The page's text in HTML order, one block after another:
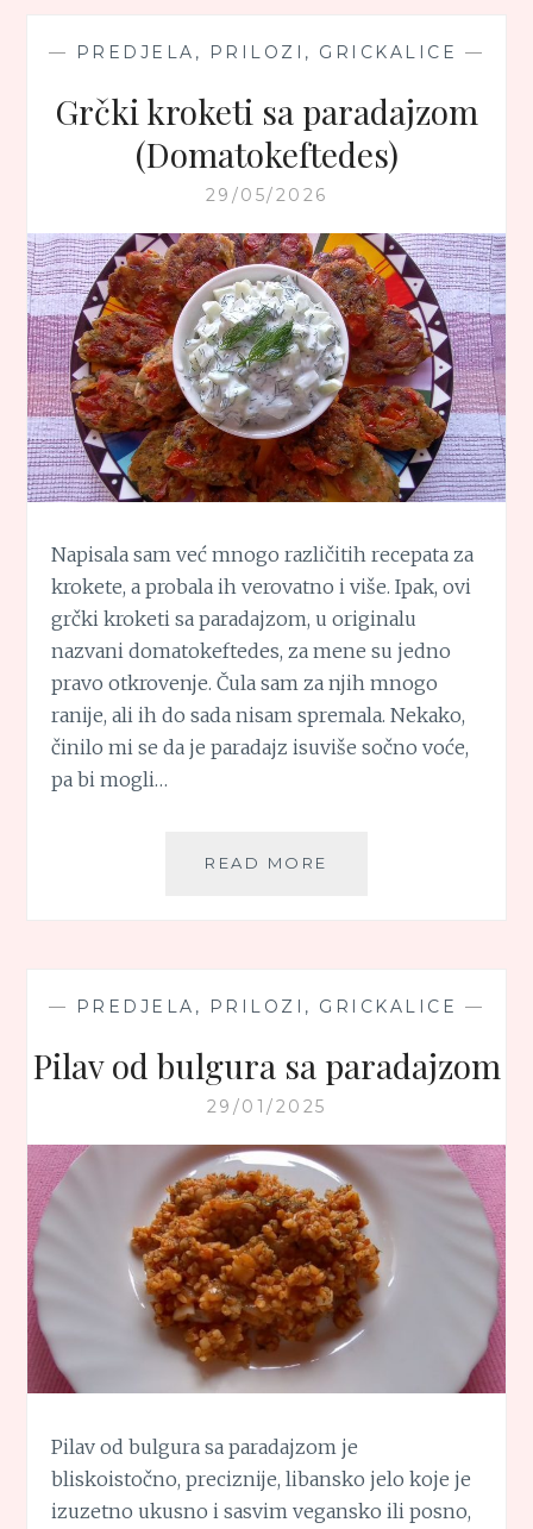
— PREDJELA, PRILOZI, GRICKALICE —
Grčki kroketi sa paradajzom
(Domatokeftedes)
29/05/2026
Napisala sam već mnogo različitih recepata za
krokete, a probala ih verovatno i više. Ipak, ovi
grčki kroketi sa paradajzom, u originalu
nazvani domatokeftedes, za mene su jedno
pravo otkrovenje. Čula sam za njih mnogo
ranije, ali ih do sada nisam spremala. Nekako,
činilo mi se da je paradajz isuviše sočno voće,
pa bi mogli…
READ MORE
— PREDJELA, PRILOZI, GRICKALICE —
Pilav od bulgura sa paradajzom
29/01/2025
Pilav od bulgura sa paradajzom je
bliskoistočno, preciznije, libansko jelo koje je
izuzetno ukusno i sasvim vegansko ili posno,